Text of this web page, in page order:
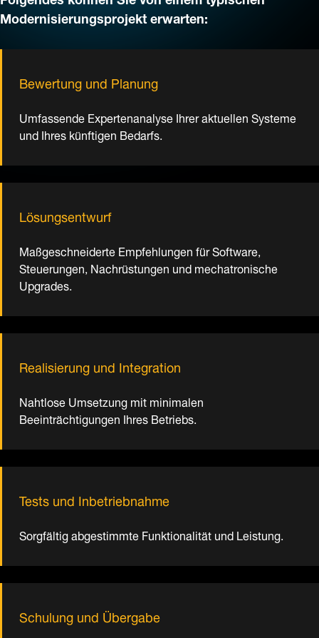
Modernisierungsprojekt erwarten:
Bewertung und Planung
Umfassende Expertenanalyse Ihrer aktuellen Systeme
und Ihres künftigen Bedarfs.
Lösungsentwurf
Maßgeschneiderte Empfehlungen für Software,
Steuerungen, Nachrüstungen und mechatronische
Upgrades.
Realisierung und Integration
Nahtlose Umsetzung mit minimalen
Beeinträchtigungen Ihres Betriebs.
Tests und Inbetriebnahme
Sorgfältig abgestimmte Funktionalität und Leistung.
Schulung und Übergabe